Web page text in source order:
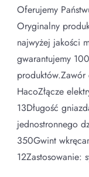
Oferujemy
Oryginalny
najwyżej jakości
gwarantujemy
produktów.Zawór
HacoZłącze
13Długość
jednostronnego
350Gwint
12Zastosowanie: